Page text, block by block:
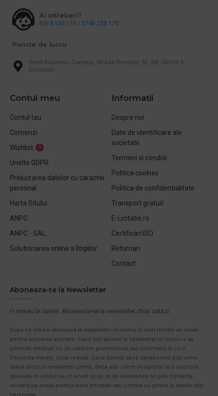
Ai intrebari?
0314 100 110 / 0740 230 170
Puncte de lucru
West Business Campus, Strada Preciziei, Nr, 3W, Sector 6,
Bucuresti
Contul meu
Contul tau
Comenzi
Wishlist
0
Unelte GDPR
Prelucrarea datelor cu caracter
personal
Harta Sitului
ANPC
ANPC - SAL
Solutionarea online a litigiilor
Informatii
Despre noi
Date de identificare ale
societatii
Termeni si conditii
Politica cookies
Politica de confidentialitate
Transport gratuit
E-Licitatie.ro
Certificari ISO
Returnari
Contact
Aboneaza-te la Newsletter
Fi mereu la curent. Aboneaza-te la newsletter chiar astazi.
Dupa ce initiezi abonarea la newsletter-ul nostru iti vom trimite un email
pentru activarea abonarii. Cand esti abonat la newsletter-ul nostru o sa
primesti emailuri cu un caracter promotional sau informativ si cu o
frecventa medie, chiar redusa. Daca doresti sa te dezabonezi poti urma
linkul dintr-un newsletter primit, daca esti client inregistrat ai o sectiune
speciala in contul tau in acest scop, si de asemenea ne poti contacta
oricand pe email pentru orice intrebari sau cerinte cu privire la datele tale
personale.